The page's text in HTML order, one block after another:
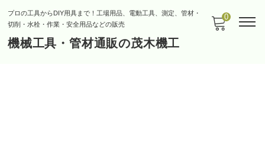
プロの工具からDIY用具まで！工場用品、電動工具、測定、管材・
切削・水栓・作業・安全用品などの販売
機械工具・管材通販の茂木機工
0